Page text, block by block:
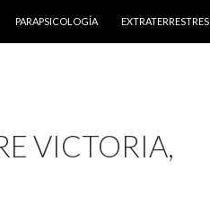
PARAPSICOLOGÍA EXTRATERRESTRES
VICTORIA,